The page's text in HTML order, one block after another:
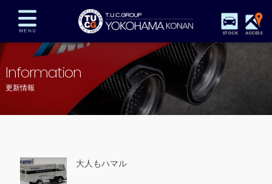
STOCK ACCESS
在庫車両情報 保証&サービス パーツリスト
TUCとは？ 店舗情報 アクセスマップ
全国納車 特別作業 注文販売
プライバシーポリシー
Information
更新情報
大人もハマル